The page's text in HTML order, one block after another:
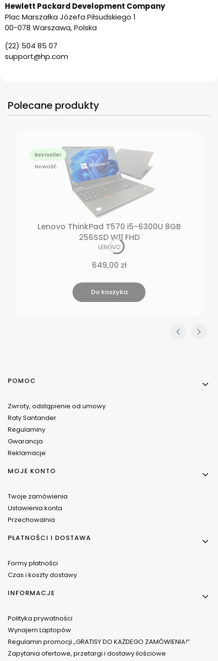
Hewlett Packard Development Company
Plac Marszałka Józefa Piłsudskiego 1
00-078 Warszawa, Polska
(22) 504 85 07
support@hp.com
Polecane produkty
Bestseller
Nowość
Lenovo ThinkPad T570 i5-6300U 8GB
256SSD W11 FHD
PRODUCENT
LENOVO
Cena
649,00 zł
Do koszyka
Linki w stopce
POMOC
Zwroty, odstąpienie od umowy
Raty Santander
Regulaminy
Gwarancja
Reklamacje
MOJE KONTO
Twoje zamówienia
Ustawienia konta
Przechowalnia
PŁATNOŚCI I DOSTAWA
Formy płatności
Czas i koszty dostawy
INFORMACJE
Polityka prywatności
Wynajem Laptopów
Regulamin promocji „GRATISY DO KAŻDEGO ZAMÓWIENIA!”
Zapytania ofertowe, przetargi i dostawy ilościowe